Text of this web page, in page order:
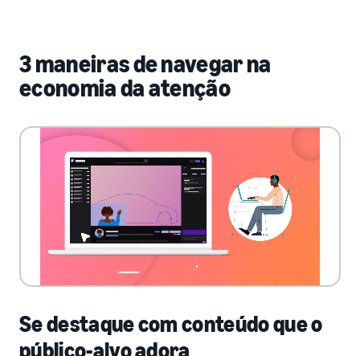
3 maneiras de navegar na
economia da atenção
Se destaque com conteúdo que o